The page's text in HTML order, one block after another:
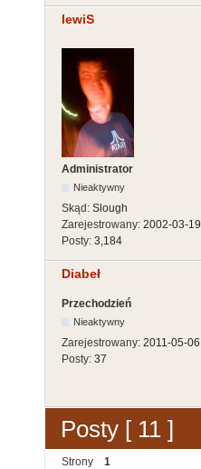
lewiS
Administrator
Nieaktywny
Skąd: Slough
Zarejestrowany: 2002-03-19
Posty: 3,184
Diabeł
Przechodzień
Nieaktywny
Zarejestrowany: 2011-05-06
Posty: 37
Posty [ 11 ]
Strony 1